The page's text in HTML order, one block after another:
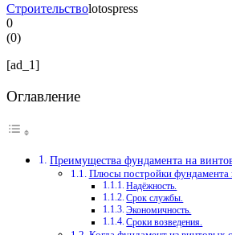
Строительствоlotospress
0
(0)
[ad_1]
Оглавление
Преимущества фундамента на
Плюсы постройки фундамента
Надёжность.
Срок службы.
Экономичность.
Сроки возведения.